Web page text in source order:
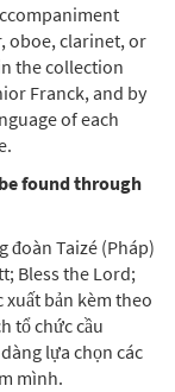
oboe, clarinet, or
the collection
Franck, and by
of each
found through
đoàn Taizé (Pháp)
Bless the Lord;
bản kèm theo
tổ chức cầu
lựa chọn các
mình.